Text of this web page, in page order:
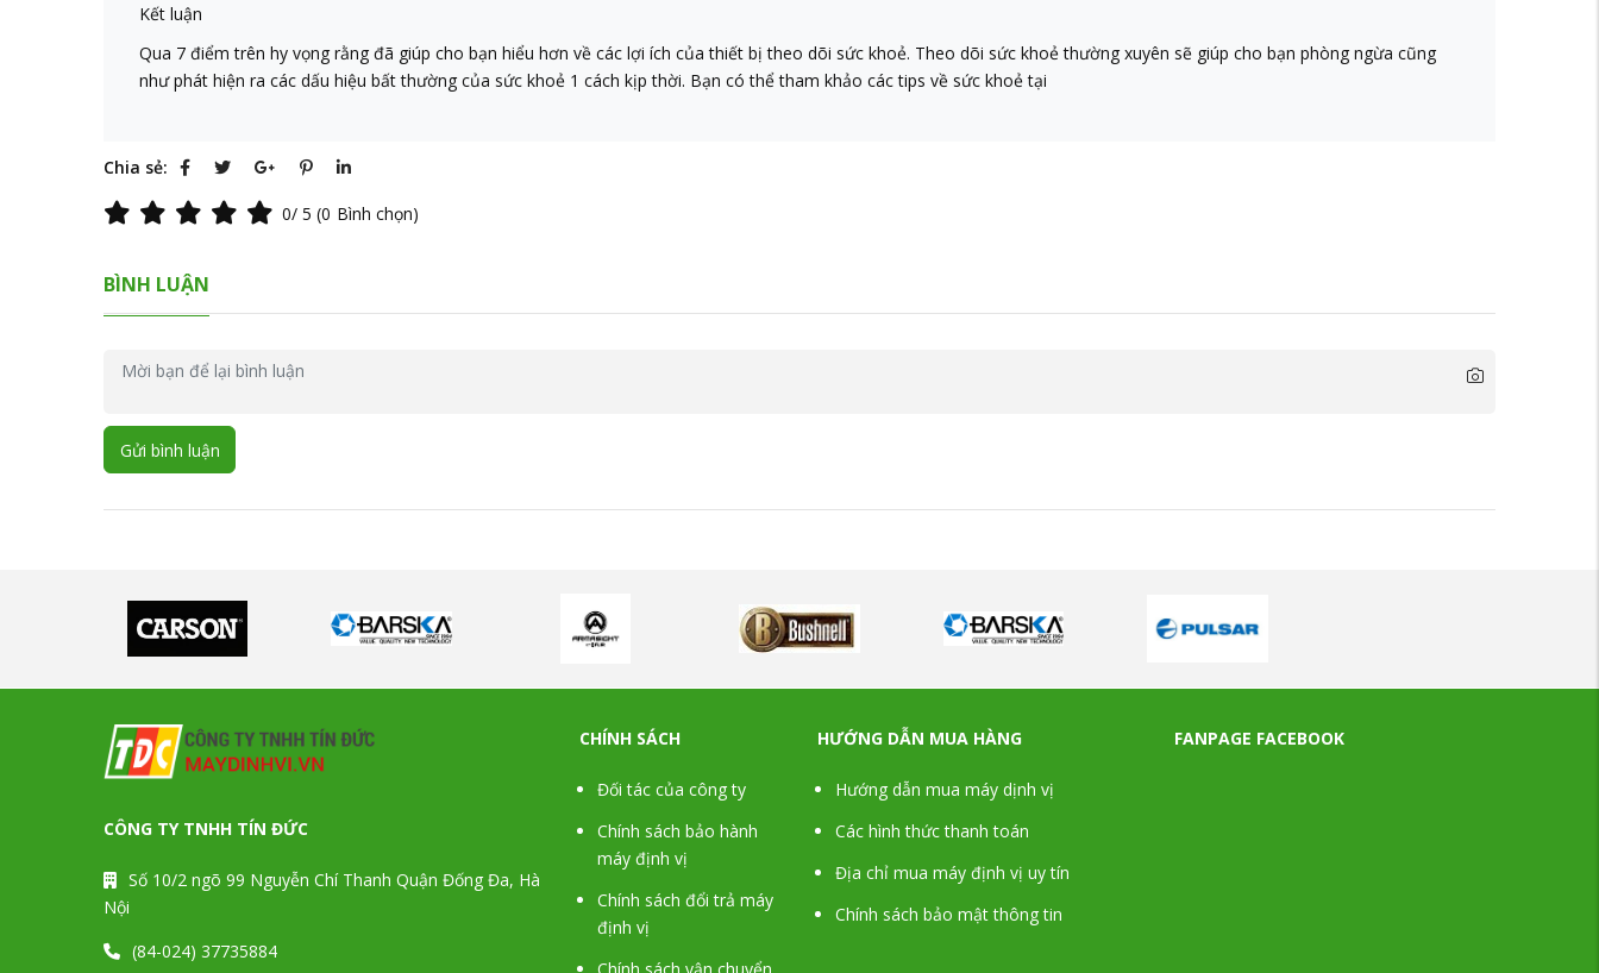
Kết luận
Qua 7 điểm trên hy vọng rằng đã giúp cho bạn hiểu hơn về các lợi ích của thiết bị theo dõi sức khoẻ. Theo dõi sức khoẻ thường xuyên sẽ giúp cho bạn phòng ngừa cũng
như phát hiện ra các dấu hiệu bất thường của sức khoẻ 1 cách kịp thời. Bạn có thể tham khảo các tips về sức khoẻ tại
Chia sẻ:
0/ 5 (0 Bình chọn)
BÌNH LUẬN
Gửi bình luận
CÔNG TY TNHH TÍN ĐỨC
Số 10/2 ngõ 99 Nguyễn Chí Thanh Quận Đống Đa, Hà
Nội
(84-024) 37735884
CHÍNH SÁCH
Đối tác của công ty
Chính sách bảo hành
máy định vị
Chính sách đổi trả máy
định vị
HƯỚNG DẪN MUA HÀNG
Hướng dẫn mua máy dịnh vị
Các hình thức thanh toán
Địa chỉ mua máy định vị uy tín
Chính sách bảo mật thông tin
FANPAGE FACEBOOK